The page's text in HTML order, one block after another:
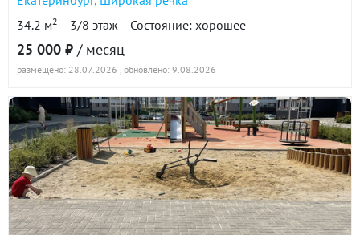
34.2 м2 3/8 этаж Состояние: хорошее
25 000 ₽ / месяц
размещено: 28.07.2026 , обновлено: 9.08.2026